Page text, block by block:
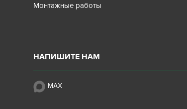
Монтажные работы
НАПИШИТЕ НАМ
MAX